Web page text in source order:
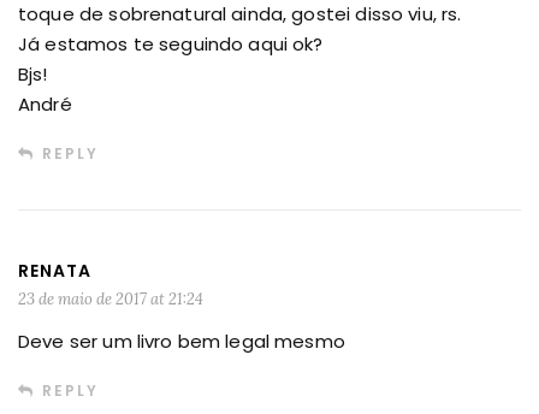
toque de sobrenatural ainda, gostei disso viu, rs.
Já estamos te seguindo aqui ok?
Bjs!
André
REPLY
RENATA
23 de maio de 2017 at 21:24
Deve ser um livro bem legal mesmo
REPLY